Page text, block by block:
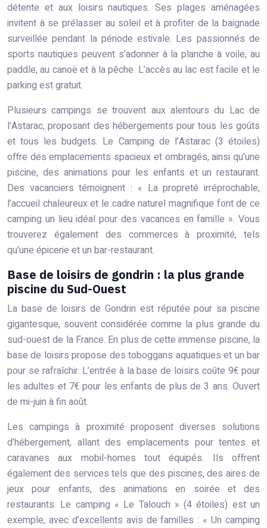
détente et aux loisirs nautiques. Ses plages aménagées
invitent à se prélasser au soleil et à profiter de la baignade
surveillée pendant la période estivale. Les passionnés de
sports nautiques peuvent s’adonner à la planche à voile, au
paddle, au canoë et à la pêche. L’accès au lac est facile et le
parking est gratuit.
Plusieurs campings se trouvent aux alentours du Lac de
l’Astarac, proposant des hébergements pour tous les goûts
et tous les budgets. Le Camping de l’Astarac (3 étoiles)
offre des emplacements spacieux et ombragés, ainsi qu’une
piscine, des animations pour les enfants et un restaurant.
Des vacanciers témoignent : « La propreté irréprochable,
l’accueil chaleureux et le cadre naturel magnifique font de ce
camping un lieu idéal pour des vacances en famille ». Vous
trouverez également des commerces à proximité, tels
qu’une épicerie et un bar-restaurant.
Base de loisirs de gondrin : la plus grande
piscine du Sud-Ouest
La base de loisirs de Gondrin est réputée pour sa piscine
gigantesque, souvent considérée comme la plus grande du
sud-ouest de la France. En plus de cette immense piscine, la
base de loisirs propose des toboggans aquatiques et un bar
pour se rafraîchir. L’entrée à la base de loisirs coûte 9€ pour
les adultes et 7€ pour les enfants de plus de 3 ans. Ouvert
de mi-juin à fin août.
Les campings à proximité proposent diverses solutions
d’hébergement, allant des emplacements pour tentes et
caravanes aux mobil-homes tout équipés. Ils offrent
également des services tels que des piscines, des aires de
jeux pour enfants, des animations en soirée et des
restaurants. Le camping « Le Talouch » (4 étoiles) est un
exemple, avec d’excellents avis de familles : « Un camping